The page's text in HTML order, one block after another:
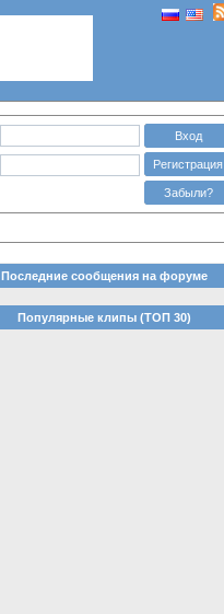
Вход
Регистрация
Забыли?
Последние сообщения на форуме
Популярные клипы (ТОП 30)